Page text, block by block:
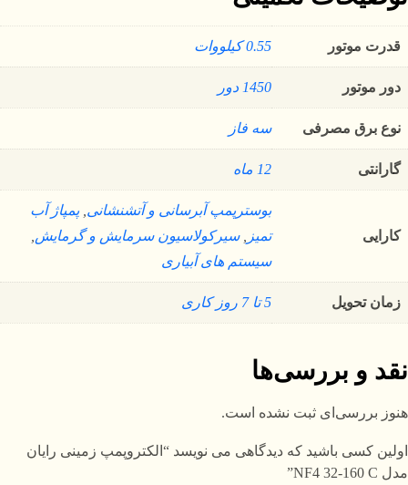
قدرت موتور 0.55 کیلووات
دور موتور 1450 دور
نوع برق مصرفی سه فاز
گارانتی 12 ماه
کارایی
بوسترپمپ آبرسانی و آتشنشانی ,پمپاژ آب
تمیز
,سیرکولاسیون سرمایش و گرمایش
سیستم های آبیاری
زمان تحویل 5 تا 7 روز کاری
نقد و بررسی‌ها
هنوز بررسی‌ای ثبت نشده است.
اولین کسی باشید که دیدگاهی می نویسد “الکتروپمپ زمینی رایان
مدل NF4 32-160 C”